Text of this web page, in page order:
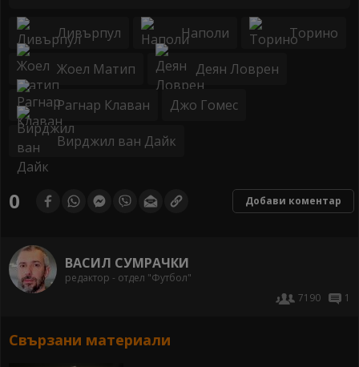
Ливърпул Наполи Торино
Жоел Матип Деян Ловрен
Рагнар Клаван Джо Гомес
Вирджил ван Дайк
0 Добави коментар
ВАСИЛ СУМРАЧКИ
редактор - отдел "Футбол"
7190
1
Свързани материали